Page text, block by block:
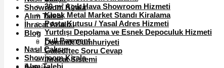
Showroom Kirala
Alım Talebi
İhracat Analizi
Blog
Dominik Cumhuriyeti
Gateoftec Soru Cevap
İhracat Sistemi
30 m² Açık Hava Showroom Hizmeti
Kiosk Metal Market Standı Kiralama
Posta Kutusu / Yasal Adres Hizmeti
Yurtdışı Depolama ve Esnek Depoculuk Hizmeti
Full Payment
Nasıl Çalışır
Showroom Kirala
Alım Talebi